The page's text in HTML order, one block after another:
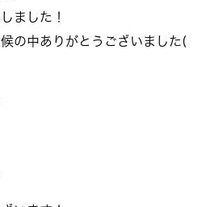
ました！
の中ありがとうございました(